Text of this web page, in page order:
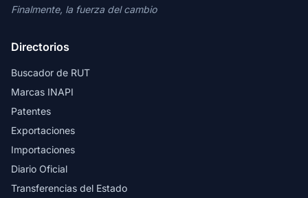
Finalmente, la fuerza del cambio
Directorios
Buscador de RUT
Marcas INAPI
Patentes
Exportaciones
Importaciones
Diario Oficial
Transferencias del Estado